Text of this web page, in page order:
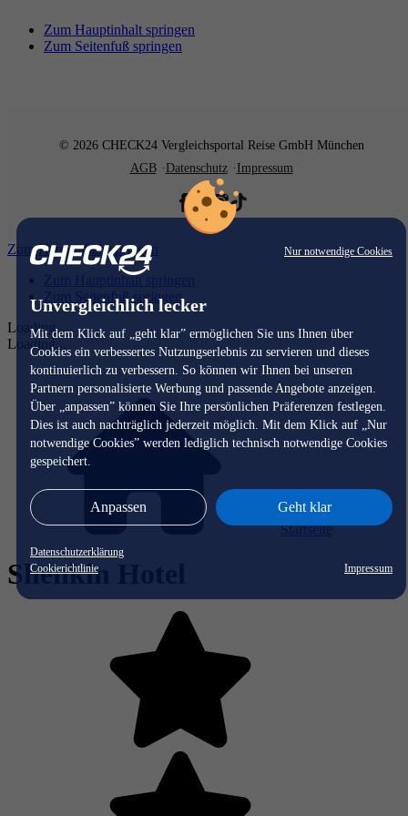
Nur notwendige Cookies
Unvergleichlich lecker
Mit dem Klick auf „geht klar” ermöglichen Sie uns Ihnen über
Cookies ein verbessertes Nutzungserlebnis zu servieren und dieses
kontinuierlich zu verbessern. So können wir Ihnen bei unseren
Partnern personalisierte Werbung und passende Angebote anzeigen.
Über „anpassen” können Sie Ihre persönlichen Präferenzen festlegen.
Dies ist auch nachträglich jederzeit möglich. Mit dem Klick auf „Nur
notwendige Cookies” werden lediglich technisch notwendige Cookies
gespeichert.
Anpassen Geht klar
Datenschutzerklärung
Cookierichtlinie
Impressum
Zum Hauptinhalt springen
Zum Seitenfuß springen
© 2026 CHECK24 Vergleichsportal Reise GmbH München
AGB
Datenschutz Impressum
Zum Hauptinhalt springen
Zum Hauptinhalt springen
Zum Seitenfuß springen
Loading...
Loading...
Startseite
Shenkin Hotel